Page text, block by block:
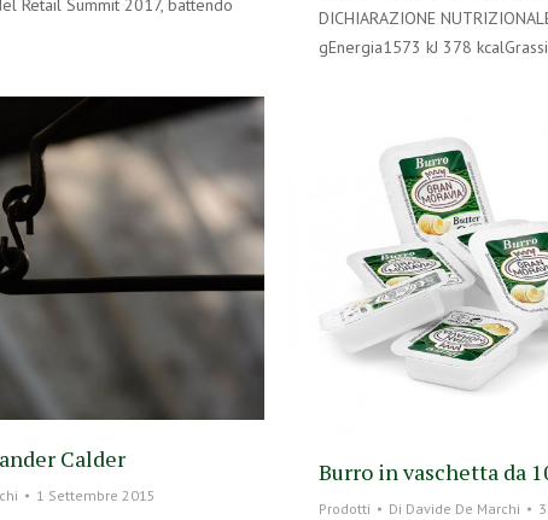
Retail Summit 2017, battendo
DICHIARAZIONE
gEnergia1573 kJ 378
Calder
1 Settembre 2015
Burro in vaschetta da
Prodotti Di Davide De Marchi